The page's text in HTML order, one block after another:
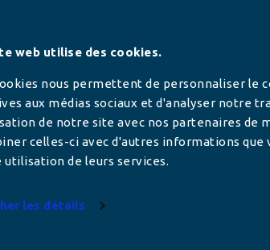
web utilise des cookies.
nous permettent de personnaliser le
aux médias sociaux et d'analyser notre
de notre site avec nos partenaires de
celles-ci avec d'autres informations
utilisation de leurs services.
les détails